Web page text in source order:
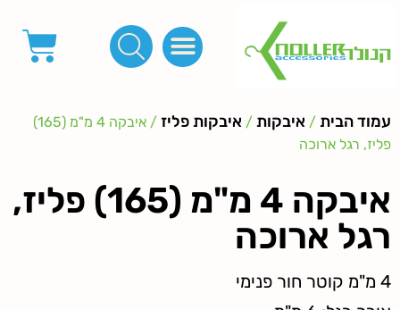
עמוד הבית / איבקות / איבקות פליז
/ איבקה 4 מ"מ (165)
פליז, רגל ארוכה
איבקה 4 מ"מ (165) פליז,
רגל ארוכה
4 מ"מ קוטר חור פנימי